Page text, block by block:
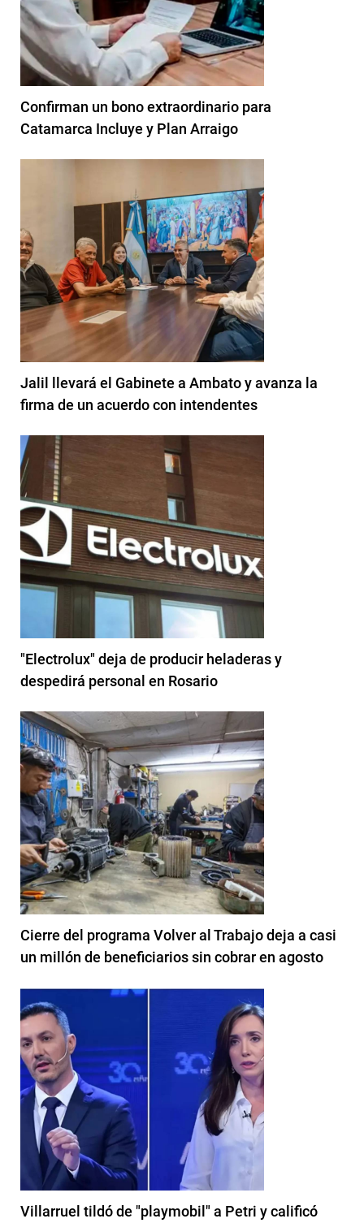
Confirman un bono extraordinario para
Catamarca Incluye y Plan Arraigo
Jalil llevará el Gabinete a Ambato y avanza la
firma de un acuerdo con intendentes
"Electrolux" deja de producir heladeras y
despedirá personal en Rosario
Cierre del programa Volver al Trabajo deja a casi
un millón de beneficiarios sin cobrar en agosto
Villarruel tildó de "playmobil" a Petri y calificó